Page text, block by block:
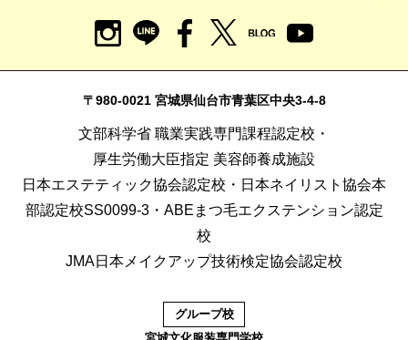
〒980-0021 宮城県仙台市青葉区中央3-4-8
文部科学省 職業実践専門課程認定校・
厚生労働大臣指定 美容師養成施設
日本エステティック協会認定校・日本ネイリスト協会本
部認定校SS0099-3・ABEまつ毛エクステンション認定
校
JMA日本メイクアップ技術検定協会認定校
グループ校